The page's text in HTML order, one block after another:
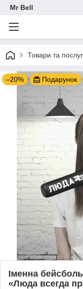
Mr Bell
Товари та
–20% Подарунок
Іменна
«Люда всегда